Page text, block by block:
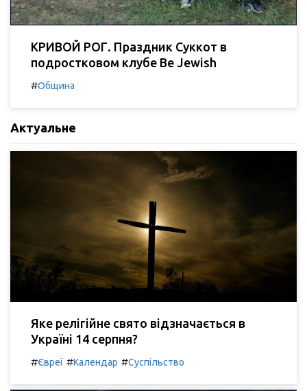
КРИВОЙ РОГ. Праздник Суккот в
подростковом клубе Be Jewish
#Община
Актуальне
Яке релігійне свято відзначається в
Україні 14 серпня?
#Євреї #Календар #Суспільство